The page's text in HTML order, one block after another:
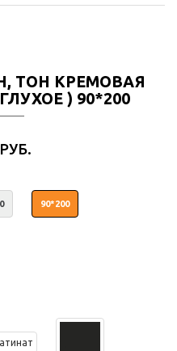
ТОН КРЕМОВАЯ
) 90*200
90*200